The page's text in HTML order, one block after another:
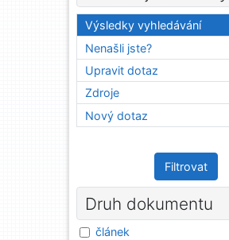
Výsledky vyhledávání
Nenašli jste?
Upravit dotaz
Zdroje
Nový dotaz
Filtrovat
Druh dokumentu
článek